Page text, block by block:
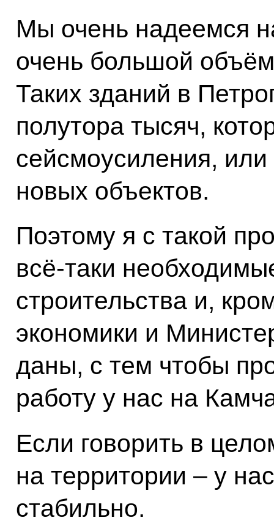
Мы очень надеемся
очень большой
Таких зданий в
полутора тысяч,
сейсмоусиления, или
новых объектов.
Поэтому я с такой
всё-таки
строительства и,
экономики и
даны, с тем чтобы
работу у нас на
Если говорить в
на территории – у
стабильно.